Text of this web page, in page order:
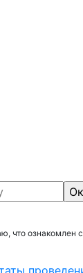
что ознакомлен с